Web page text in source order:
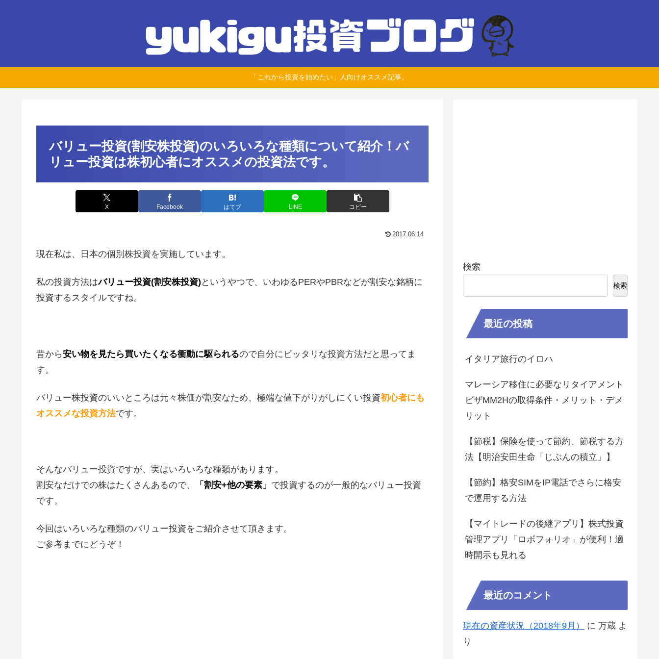
「これから投資を始めたい」人向けオススメ記事。
バリュー投資(割安株投資)のいろいろな種類について紹介！バ
リュー投資は株初心者にオススメの投資法です。
X Facebook はてブ LINE コピー
2017.06.14
現在私は、日本の個別株投資を実施しています。
私の投資方法はバリュー投資(割安株投資) というやつで、いわゆるPERやPBRなどが割安な銘柄に
投資するスタイルですね。
昔から安い物を見たら買いたくなる衝動に駆られるので自分にピッタリな投資方法だと思ってま
す。
バリュー株投資のいいところは元々株価が割安なため、極端な値下がりがしにくい投資初心者にも
オススメな投資方法です。
そんなバリュー投資ですが、実はいろいろな種類があります。
割安なだけでの株はたくさんあるので、
「割安+他の要素」 で投資するのが一般的なバリュー投資
です。
今回はいろいろな種類のバリュー投資をご紹介させて頂きます。
ご参考までにどうぞ！
検索
検索
最近の投稿
イタリア旅行のイロハ
マレーシア移住に必要なリタイアメント
ビザMM2Hの取得条件・メリット・デメ
リット
【節税】保険を使って節約、節税する方
法【明治安田生命「じぶんの積立」】
【節約】格安SIMをIP電話でさらに格安
で運用する方法
【マイトレードの後継アプリ】株式投資
管理アプリ「ロボフォリオ」が便利！適
時開示も見れる
最近のコメント
現在の資産状況（2018年9月） に 万蔵 よ
り